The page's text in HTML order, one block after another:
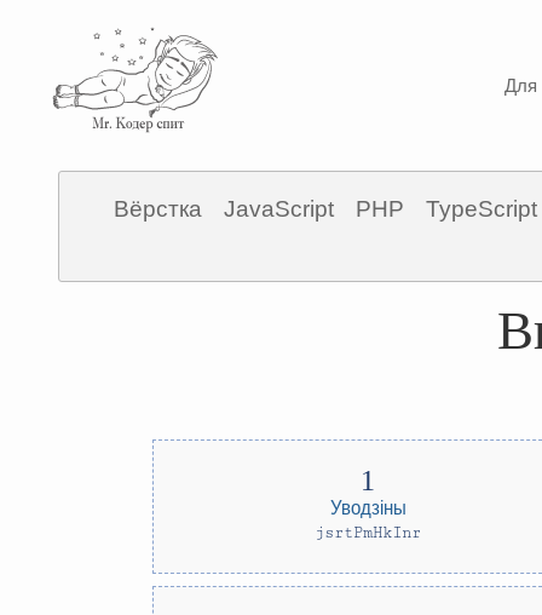
Для
Вёрстка JavaScript PHP TypeScript
Уводзіны
jsrtPmHkInr